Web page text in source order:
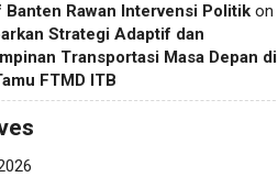
Rawan Intervensi Politik on
Strategi Adaptif dan
Transportasi Masa Depan di
FTMD ITB